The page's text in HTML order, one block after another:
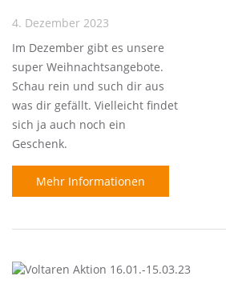
4. Dezember 2023
Im Dezember gibt es unsere
super Weihnachtsangebote.
Schau rein und such dir aus
was dir gefällt. Vielleicht findet
sich ja auch noch ein
Geschenk.
Mehr Informationen